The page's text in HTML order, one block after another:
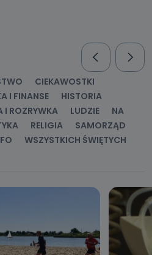
CIEKAWOSTKI
I FINANSE
HISTORIA
I ROZRYWKA LUDZIE
NA
RELIGIA
SAMORZĄD
WSZYSTKICH ŚWIĘTYCH